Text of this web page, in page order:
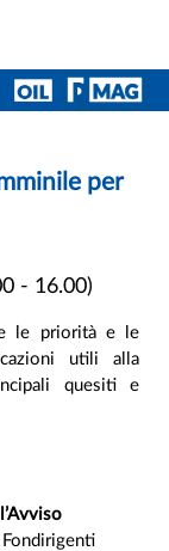
per
- 16.00)
le priorità e le
utili alla
quesiti e